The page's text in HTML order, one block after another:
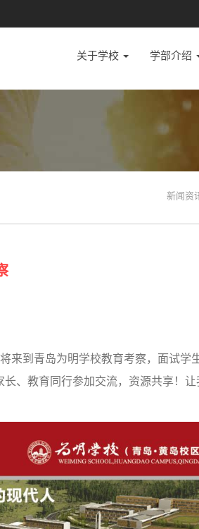
关于学校 学部介绍
新闻资
到青岛为明学校教育考察，面试学
、教育同行参加交流，资源共享！